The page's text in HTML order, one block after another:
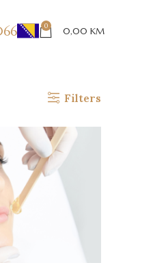
0 0,00 KM
Filters